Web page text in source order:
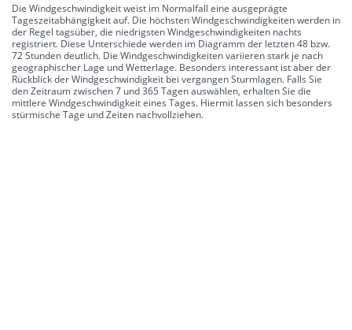
Die Windgeschwindigkeit weist im Normalfall eine ausgeprägte
Tageszeitabhängigkeit auf. Die höchsten Windgeschwindigkeiten werden in
der Regel tagsüber, die niedrigsten Windgeschwindigkeiten nachts
registriert. Diese Unterschiede werden im Diagramm der letzten 48 bzw.
72 Stunden deutlich. Die Windgeschwindigkeiten variieren stark je nach
geographischer Lage und Wetterlage. Besonders interessant ist aber der
Rückblick der Windgeschwindigkeit bei vergangen Sturmlagen. Falls Sie
den Zeitraum zwischen 7 und 365 Tagen auswählen, erhalten Sie die
mittlere Windgeschwindigkeit eines Tages. Hiermit lassen sich besonders
stürmische Tage und Zeiten nachvollziehen.